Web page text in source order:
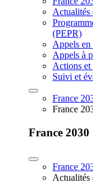
Actualités
(PEPR)
Appels en
Appels à
Actions et
Suivi et
France
France
France 2030
France
Actualités